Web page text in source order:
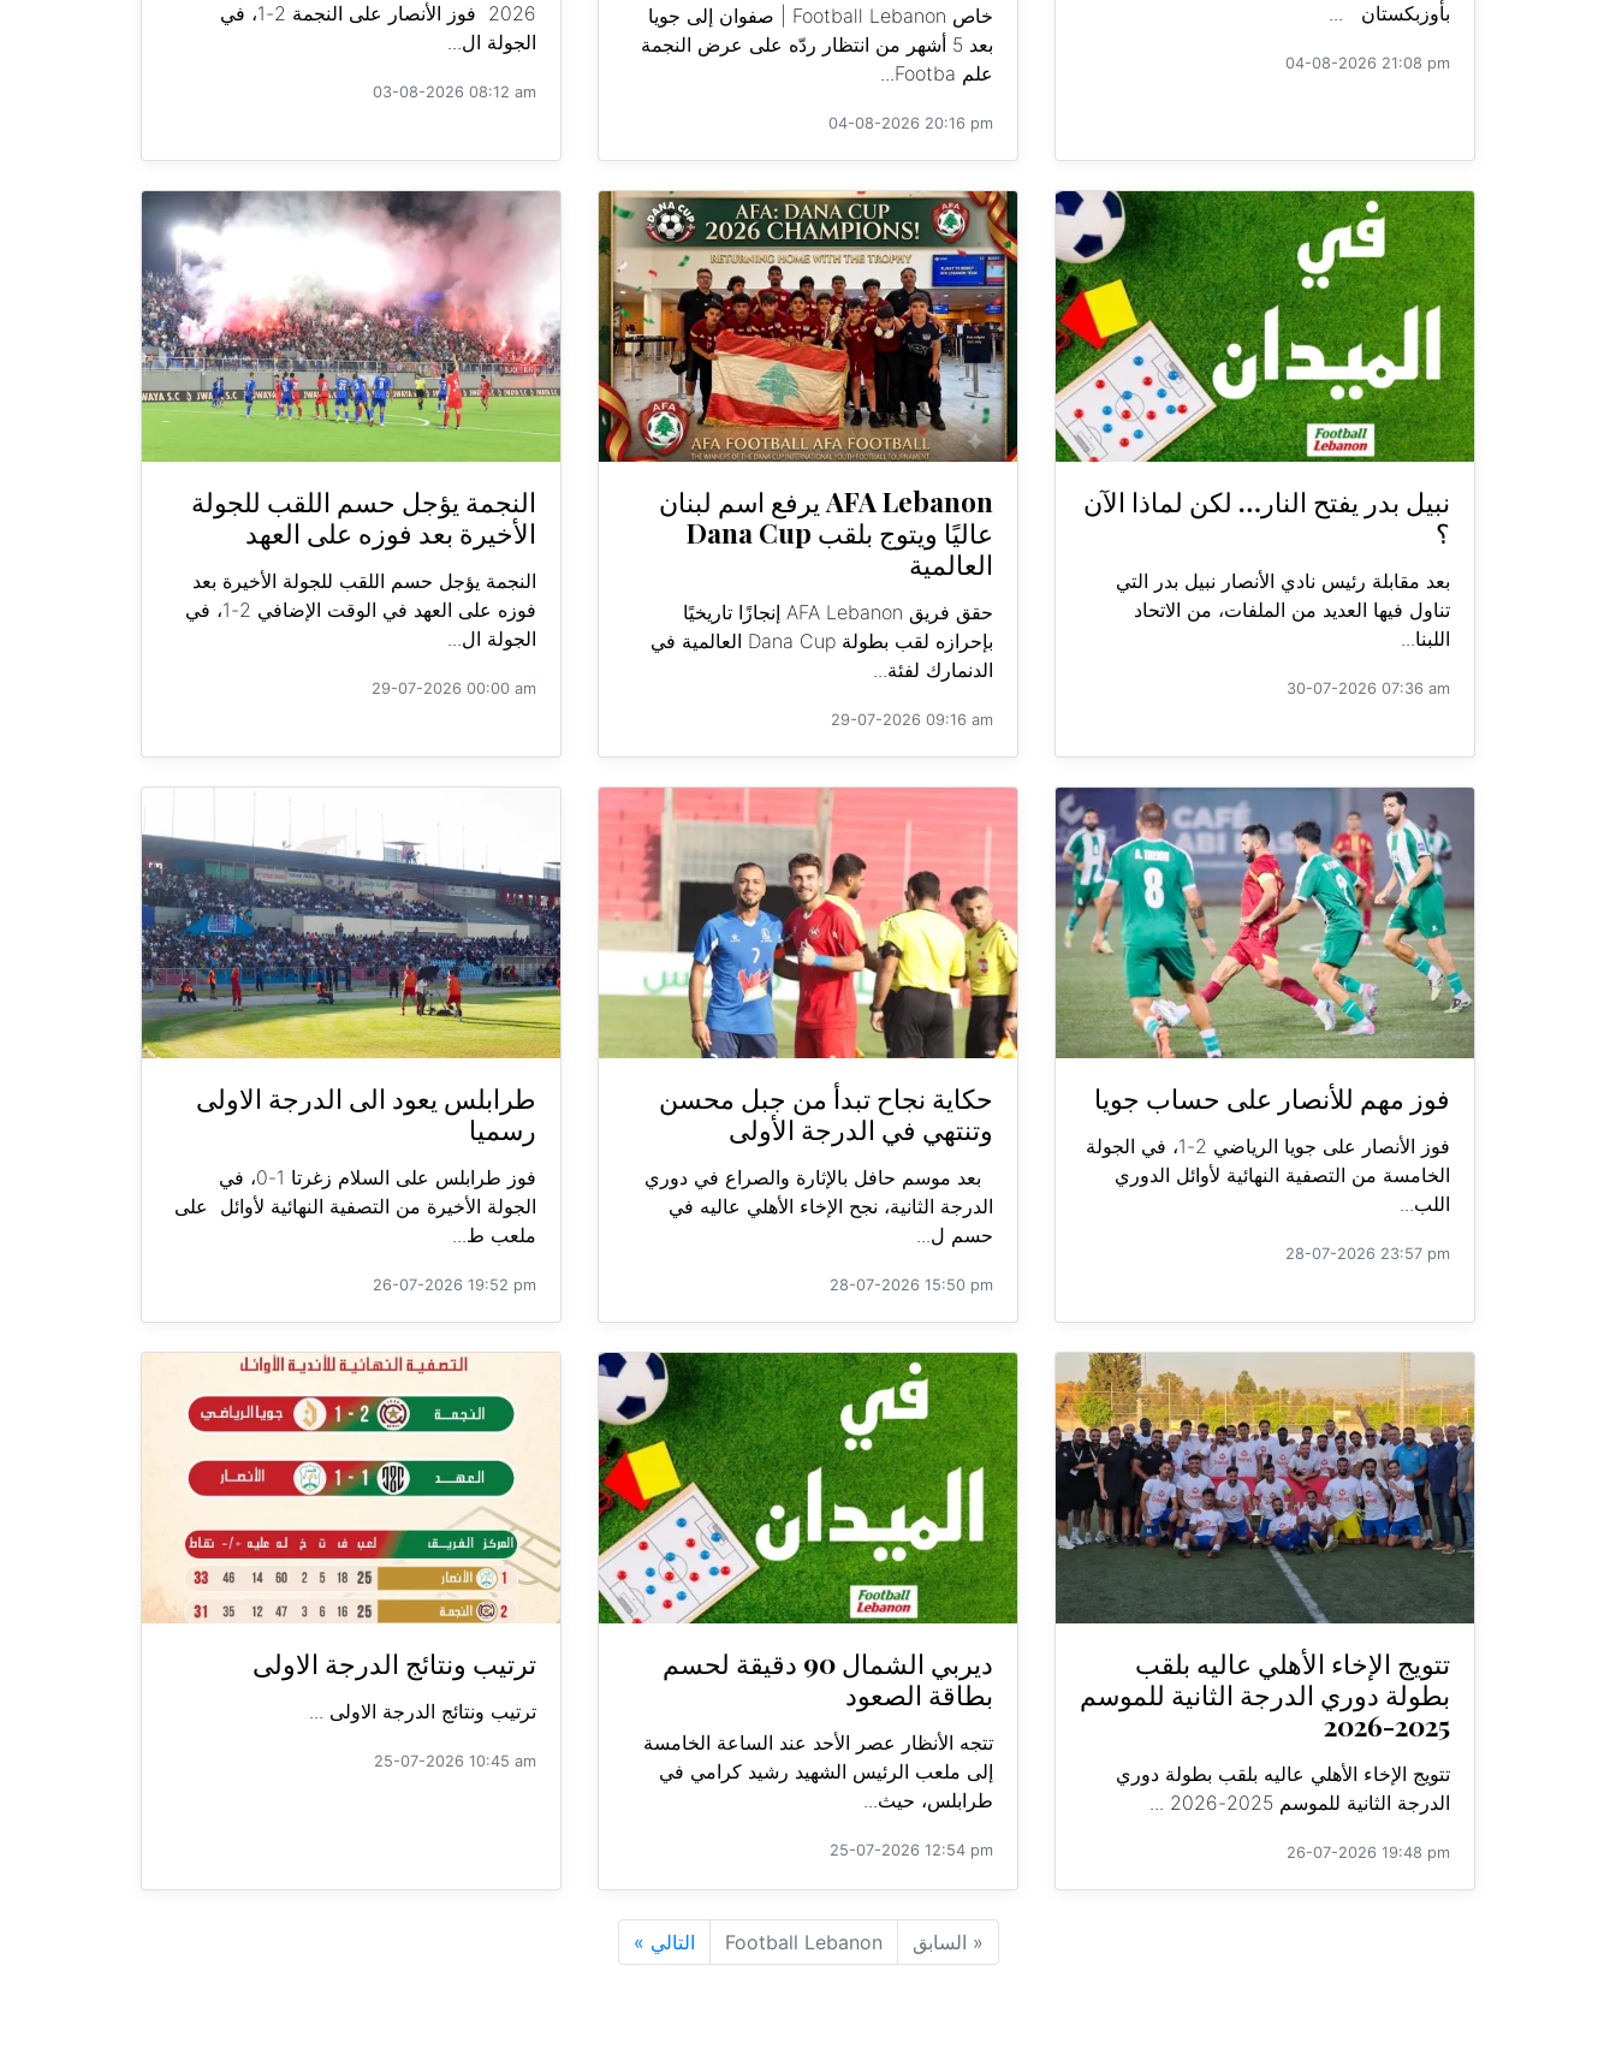
بأوزبكستان ...
04-08-2026 21:08 pm
خاص Football Lebanon | صفوان إلى جويا
بعد 5 أشهر من انتظار ردّه على عرض النجمة
علم Footba...
04-08-2026 20:16 pm
2026 فوز الأنصار على النجمة 2-1، في
الجولة ال...
03-08-2026 08:12 am
نبيل بدر يفتح النار… لكن لماذا الآن
؟
بعد مقابلة رئيس نادي الأنصار نبيل بدر التي
تناول فيها العديد من الملفات، من الاتحاد
اللبنا...
30-07-2026 07:36 am
AFA Lebanon يرفع اسم لبنان
عاليًا ويتوج بلقب Dana Cup
العالمية
حقق فريق AFA Lebanon إنجازًا تاريخيًا
بإحرازه لقب بطولة Dana Cup العالمية في
الدنمارك لفئة...
29-07-2026 09:16 am
النجمة يؤجل حسم اللقب للجولة
الأخيرة بعد فوزه على العهد
النجمة يؤجل حسم اللقب للجولة الأخيرة بعد
فوزه على العهد في الوقت الإضافي 2-1، في
الجولة ال...
29-07-2026 00:00 am
فوز مهم للأنصار على حساب جويا
فوز الأنصار على جويا الرياضي 2-1، في الجولة
الخامسة من التصفية النهائية لأوائل الدوري
اللب...
28-07-2026 23:57 pm
حكاية نجاح تبدأ من جبل محسن
وتنتهي في الدرجة الأولى
بعد موسم حافل بالإثارة والصراع في دوري
الدرجة الثانية، نجح الإخاء الأهلي عاليه في
حسم ل...
28-07-2026 15:50 pm
طرابلس يعود الى الدرجة الاولى
رسميا
فوز طرابلس على السلام زغرتا 1-0، في
الجولة الأخيرة من التصفية النهائية لأوائل على
ملعب ط...
26-07-2026 19:52 pm
تتويج الإخاء الأهلي عاليه بلقب
بطولة دوري الدرجة الثانية للموسم
2025-2026
تتويج الإخاء الأهلي عاليه بلقب بطولة دوري
الدرجة الثانية للموسم 2025-2026 ...
26-07-2026 19:48 pm
ديربي الشمال 90 دقيقة لحسم
بطاقة الصعود
تتجه الأنظار عصر الأحد عند الساعة الخامسة
إلى ملعب الرئيس الشهيد رشيد كرامي في
طرابلس، حيث...
25-07-2026 12:54 pm
ترتيب ونتائج الدرجة الاولى
ترتيب ونتائج الدرجة الاولى ...
25-07-2026 10:45 am
« السابق Football Lebanon التالي »